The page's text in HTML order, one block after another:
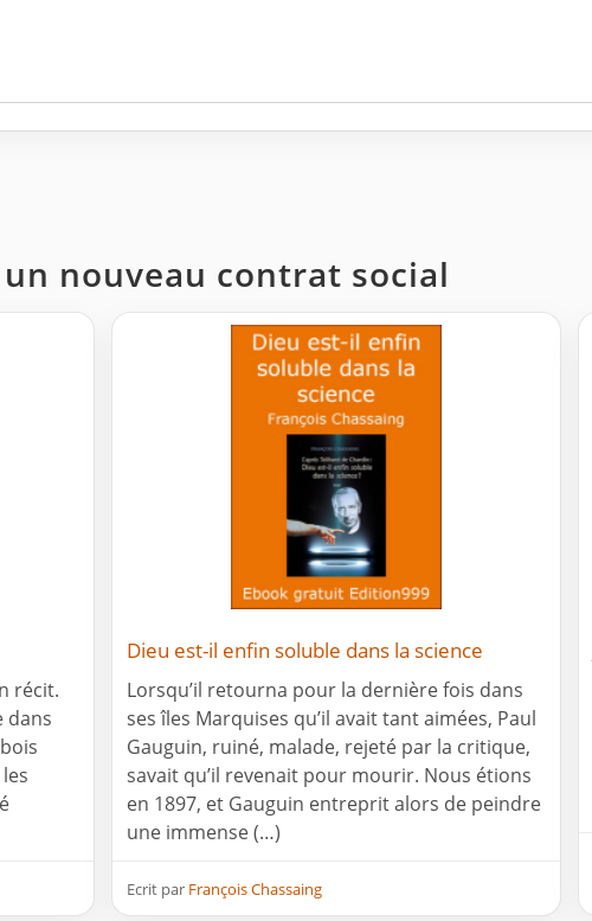
nouveau contrat social
récit.
dans
Dieu est-il enfin soluble dans la science
Lorsqu’il retourna pour la dernière fois dans
ses îles Marquises qu’il avait tant aimées, Paul
Gauguin, ruiné, malade, rejeté par la critique,
savait qu’il revenait pour mourir. Nous étions
en 1897, et Gauguin entreprit alors de peindre
une immense (…)
Ecrit par François Chassaing